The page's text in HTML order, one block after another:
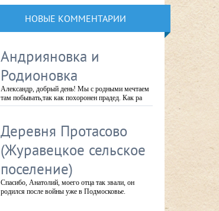
НОВЫЕ КОММЕНТАРИИ
Андрияновка и
Родионовка
Александр, добрый день! Мы с родными мечтаем
там побывать,так как похоронен прадед. Как ра
Деревня Протасово
(Журавецкое сельское
поселение)
Спасибо, Анатолий, моего отца так звали, он
родился после войны уже в Подмосковье.